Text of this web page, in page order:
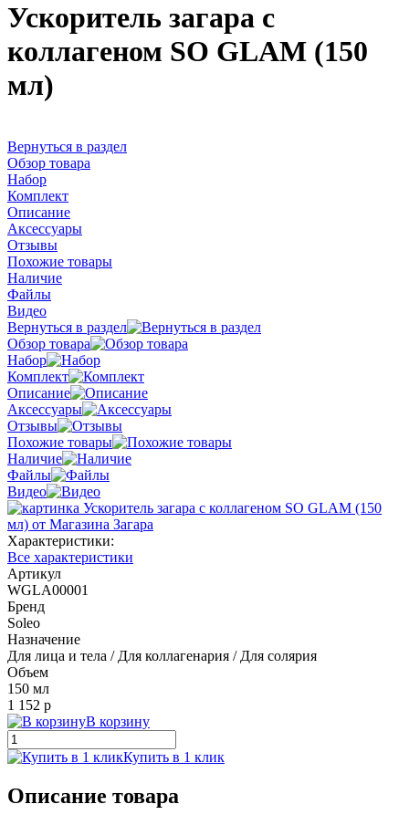
Ускоритель загара с
коллагеном SO GLAM (150
мл)
Вернуться в раздел
Обзор товара
Набор
Комплект
Описание
Аксессуары
Отзывы
Похожие товары
Наличие
Файлы
Видео
Вернуться в раздел
Обзор товара
Набор
Комплект
Описание
Аксессуары
Отзывы
Похожие товары
Наличие
Файлы
Видео
Характеристики:
Все характеристики
Артикул
WGLA00001
Бренд
Soleo
Назначение
Для лица и тела / Для коллагенария / Для солярия
Объем
150 мл
1 152 р
В корзину
Купить в 1 клик
Описание товара